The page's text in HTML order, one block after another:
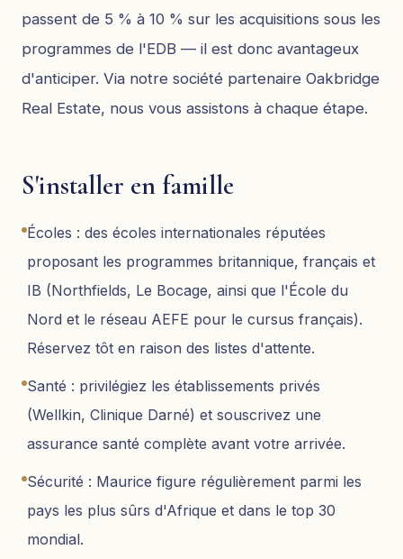
passent de 5 % à 10 % sur les acquisitions sous les
programmes de l'EDB — il est donc avantageux
d'anticiper. Via notre société partenaire Oakbridge
Real Estate, nous vous assistons à chaque étape.
S'installer en famille
Écoles : des écoles internationales réputées
proposant les programmes britannique, français et
IB (Northfields, Le Bocage, ainsi que l'École du
Nord et le réseau AEFE pour le cursus français).
Réservez tôt en raison des listes d'attente.
Santé : privilégiez les établissements privés
(Wellkin, Clinique Darné) et souscrivez une
assurance santé complète avant votre arrivée.
Sécurité : Maurice figure régulièrement parmi les
pays les plus sûrs d'Afrique et dans le top 30
mondial.